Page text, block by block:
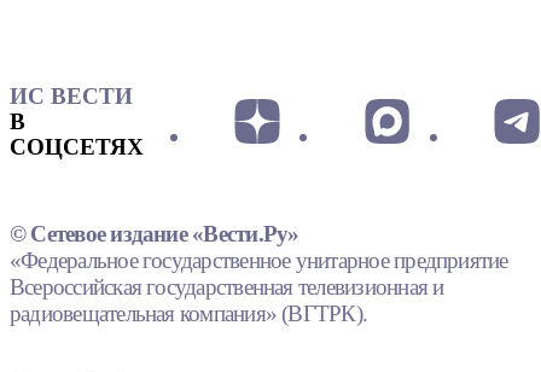
ИС ВЕСТИ
В
СОЦСЕТЯХ
© Сетевое издание «Вести.Ру»
«Федеральное государственное унитарное предприятие
Всероссийская государственная телевизионная и
радиовещательная компания» (ВГТРК).